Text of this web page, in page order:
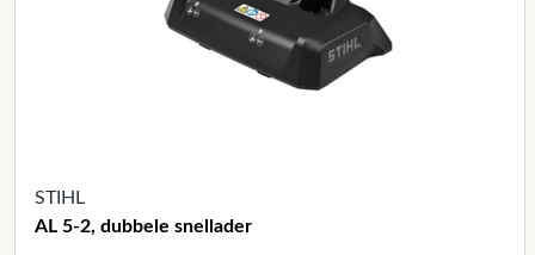
STIHL
AL 5-2, dubbele snellader